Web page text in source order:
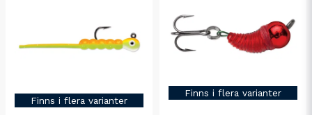
Finns i flera varianter
Finns i flera varianter